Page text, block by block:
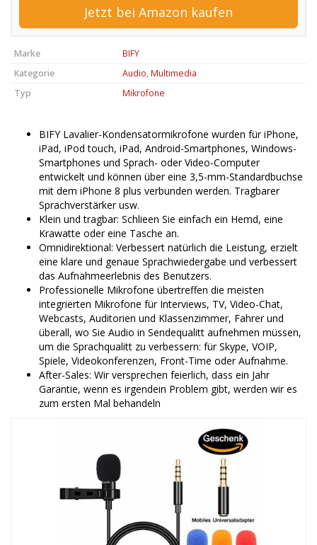
Jetzt bei Amazon kaufen
Marke
BIFY
Kategorie
Audio, Multimedia
Typ
Mikrofone
BIFY Lavalier-Kondensatormikrofone wurden für iPhone,
iPad, iPod touch, iPad, Android-Smartphones, Windows-
Smartphones und Sprach- oder Video-Computer
entwickelt und können über eine 3,5-mm-Standardbuchse
mit dem iPhone 8 plus verbunden werden. Tragbarer
Sprachverstärker usw.
Klein und tragbar: Schlieen Sie einfach ein Hemd, eine
Krawatte oder eine Tasche an.
Omnidirektional: Verbessert natürlich die Leistung, erzielt
eine klare und genaue Sprachwiedergabe und verbessert
das Aufnahmeerlebnis des Benutzers.
Professionelle Mikrofone übertreffen die meisten
integrierten Mikrofone für Interviews, TV, Video-Chat,
Webcasts, Auditorien und Klassenzimmer, Fahrer und
überall, wo Sie Audio in Sendequalitt aufnehmen müssen,
um die Sprachqualitt zu verbessern: für Skype, VOIP,
Spiele, Videokonferenzen, Front-Time oder Aufnahme.
After-Sales: Wir versprechen feierlich, dass ein Jahr
Garantie, wenn es irgendein Problem gibt, werden wir es
zum ersten Mal behandeln